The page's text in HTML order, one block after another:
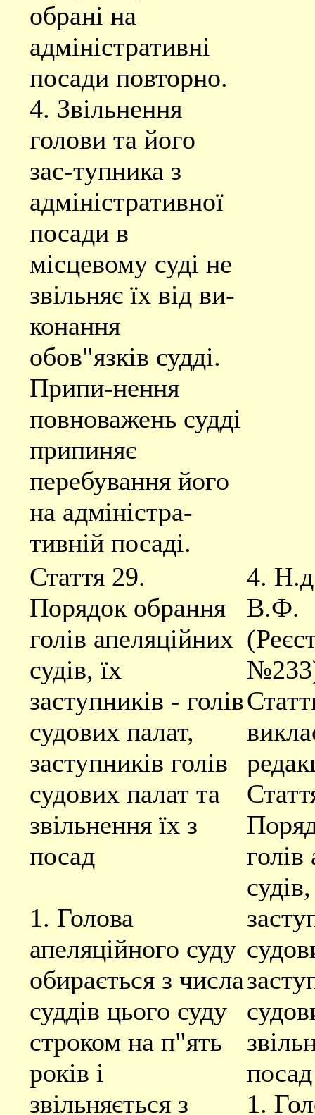
обрані на
адміністративні
посади повторно.
4. Звільнення
голови та його
зас-тупника з
адміністративної
посади в
місцевому суді не
звільняє їх від ви-
конання
обов"язків судді.
Припи-нення
повноважень судді
припиняє
перебування його
на адміністра-
тивній посаді.
Стаття 29.
Порядок обрання
голів апеляційних
судів, їх
заступників - голів
судових палат,
заступників голів
судових палат та
звільнення їх з
посад
1. Голова
апеляційного суду
обирається з числа
суддів цього суду
строком на п"ять
років і
звільняється з
4.
В.Ф.
посад
1.